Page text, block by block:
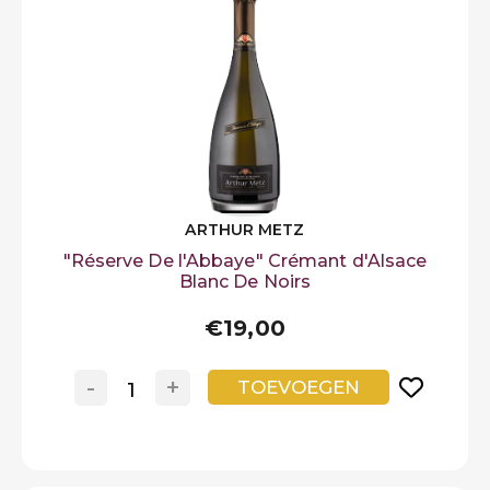
ARTHUR METZ
"Réserve De l'Abbaye" Crémant d'Alsace
Blanc De Noirs
€19,00
+
- TOEVOEGEN